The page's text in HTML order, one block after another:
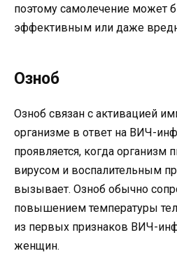
поэтому самолечение может
эффективным или даже
Озноб
Озноб связан с активацией
организме в ответ на ВИЧ-
проявляется, когда организм
вирусом и воспалительным
вызывает. Озноб обычно
повышением температуры
из первых признаков ВИЧ-
женщин.